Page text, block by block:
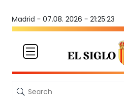
Madrid - 07.08. 2026 - 21:25:23